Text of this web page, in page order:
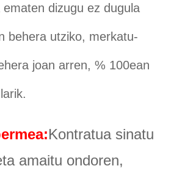
dizugu ez dugula
behera utziko, merkatu-
joan arren, % 100ean
Kontratua sinatu
amaitu ondoren,